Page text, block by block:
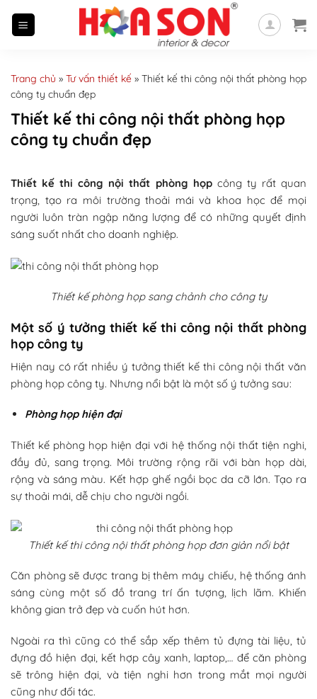
Trang chủ » Tư vấn thiết kế » Thiết kế thi công nội thất phòng họp
công ty chuẩn đẹp
Thiết kế thi công nội thất phòng họp
công ty chuẩn đẹp
Thiết kế thi công nội thất phòng họpcông ty rất quan
trọng, tạo ra môi trường thoải mái và khoa học để mọi
người luôn tràn ngập năng lượng để có những quyết định
sáng suốt nhất cho doanh nghiệp.
Thiết kế phòng họp sang chảnh cho công ty
Một số ý tưởng thiết kế thi công nội thất phòng
họp công ty
Hiện nay có rất nhiều ý tưởng thiết kế thi công nội thất văn
phòng họp công ty. Nhưng nổi bật là một số ý tưởng sau:
Phòng họp hiện đại
Thiết kế phòng họp hiện đại với hệ thống nội thất tiện nghi,
đầy đủ, sang trọng. Môi trường rộng rãi với bàn họp dài,
rộng và sáng màu. Kết hợp ghế ngồi bọc da cỡ lớn. Tạo ra
sự thoải mái, dễ chịu cho người ngồi.
Thiết kế thi công nội thất phòng họp đơn giản nổi bật
Căn phòng sẽ được trang bị thêm máy chiếu, hệ thống ánh
sáng cùng một số đồ trang trí ấn tượng, lịch lãm. Khiến
không gian trở đẹp và cuốn hút hơn.
Ngoài ra thì cũng có thể sắp xếp thêm tủ đựng tài liệu, tủ
đựng đồ hiện đại, kết hợp cây xanh, laptop,… để căn phòng
sẽ trông hiện đại, và tiện nghi hơn trong mắt mọi người
cũng như đối tác.